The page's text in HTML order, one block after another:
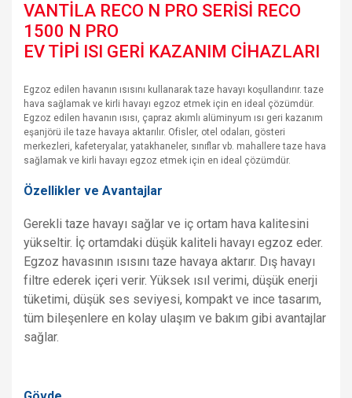
VANTİLA RECO N PRO SERİSİ RECO
1500 N PRO
EV TİPİ ISI GERİ KAZANIM CİHAZLARI
Egzoz edilen havanın ısısını kullanarak taze havayı koşullandırır. taze
hava sağlamak ve kirli havayı egzoz etmek için en ideal çözümdür.
Egzoz edilen havanın ısısı, çapraz akımlı alüminyum ısı geri kazanım
eşanjörü ile taze havaya aktarılır. Ofisler, otel odaları, gösteri
merkezleri, kafeteryalar, yatakhaneler, sınıflar vb. mahallere taze hava
sağlamak ve kirli havayı egzoz etmek için en ideal çözümdür.
Özellikler ve Avantajlar
Gerekli taze havayı sağlar ve iç ortam hava kalitesini
yükseltir. İç ortamdaki düşük kaliteli havayı egzoz eder.
Egzoz havasının ısısını taze havaya aktarır. Dış havayı
filtre ederek içeri verir. Yüksek ısıl verimi, düşük enerji
tüketimi, düşük ses seviyesi, kompakt ve ince tasarım,
tüm bileşenlere en kolay ulaşım ve bakım gibi avantajlar
sağlar.